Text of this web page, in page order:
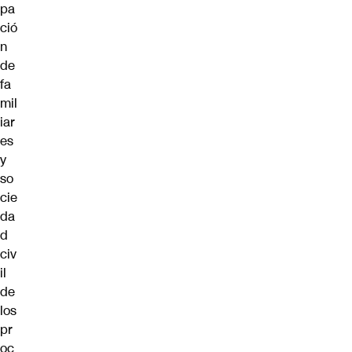
pa
ció
n
de
fa
mil
iar
es
y
so
cie
da
d
civ
il
de
los
pr
oc